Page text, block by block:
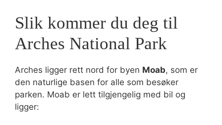
Slik kommer du deg til
Arches National Park
Arches ligger rett nord for byen Moab, som er
den naturlige basen for alle som besøker
parken. Moab er lett tilgjengelig med bil og
ligger: